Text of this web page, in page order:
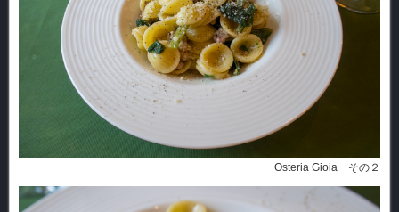
Osteria Gioia その２